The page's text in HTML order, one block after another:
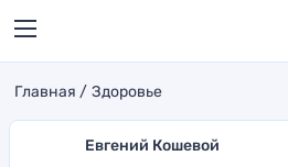
Главная Здоровье
Евгений Кошевой